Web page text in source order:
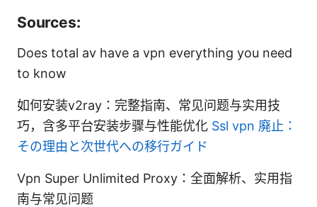
Sources:
Does total av have a vpn everything you need
to know
如何安装v2ray：完整指南、常见问题与实用技
巧，含多平台安装步骤与性能优化 Ssl vpn 廃止：
その理由と次世代への移行ガイド
Vpn Super Unlimited Proxy：全面解析、实用指
南与常见问题